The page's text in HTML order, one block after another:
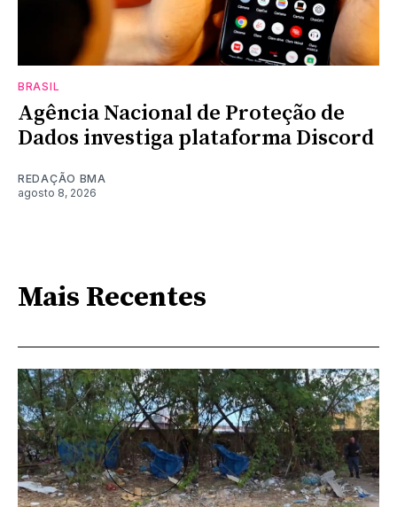
BRASIL
Agência Nacional de Proteção de
Dados investiga plataforma Discord
REDAÇÃO BMA
agosto 8, 2026
Mais Recentes